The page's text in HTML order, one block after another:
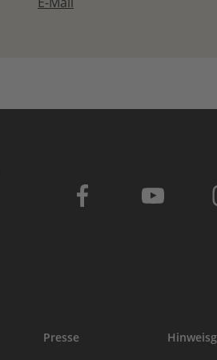
Presse